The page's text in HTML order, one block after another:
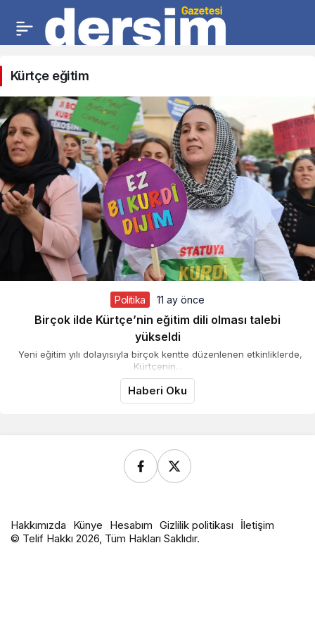
Kürtçe eğitim
Politika 11 ay önce
Birçok ilde Kürtçe’nin eğitim dili olması talebi
yükseldi
Yeni eğitim yılı dolayısıyla birçok kentte düzenlenen etkinliklerde,
Kürtçenin...
Haberi Oku
Hakkımızda Künye Hesabım Gizlilik politikası
İletişim
© Telif Hakkı 2026, Tüm Hakları Saklıdır.